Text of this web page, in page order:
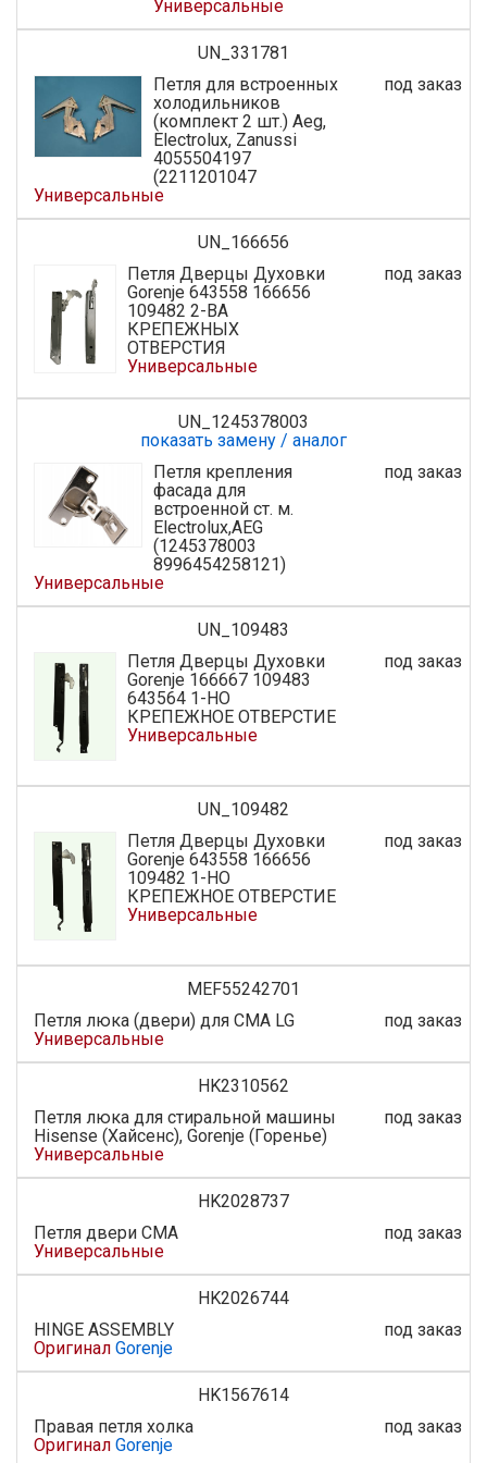
Универсальные
UN_331781
Петля для встроенных
холодильников
(комплект 2 шт.) Aeg,
Electrolux, Zanussi
4055504197
(2211201047
Универсальные
под заказ
UN_166656
Петля Дверцы Духовки
Gorenje 643558 166656
109482 2-ВА
КРЕПЕЖНЫХ
ОТВЕРСТИЯ
Универсальные
под заказ
UN_1245378003
показать замену / аналог
Петля крепления
фасада для
встроенной ст. м.
Electrolux,AEG
(1245378003
8996454258121)
Универсальные
под заказ
UN_109483
Петля Дверцы Духовки
Gorenje 166667 109483
643564 1-НО
КРЕПЕЖНОЕ ОТВЕРСТИЕ
Универсальные
под заказ
UN_109482
Петля Дверцы Духовки
Gorenje 643558 166656
109482 1-НО
КРЕПЕЖНОЕ ОТВЕРСТИЕ
Универсальные
под заказ
MEF55242701
Петля люка (двери) для СМА LG
Универсальные
под заказ
HK2310562
Петля люка для стиральной машины
Hisense (Хайсенс), Gorenje (Горенье)
Универсальные
под заказ
HK2028737
Петля двери СМА
Универсальные
под заказ
HK2026744
HINGE ASSEMBLY
Оригинал Gorenje
под заказ
HK1567614
Правая петля холка
Оригинал Gorenje
под заказ